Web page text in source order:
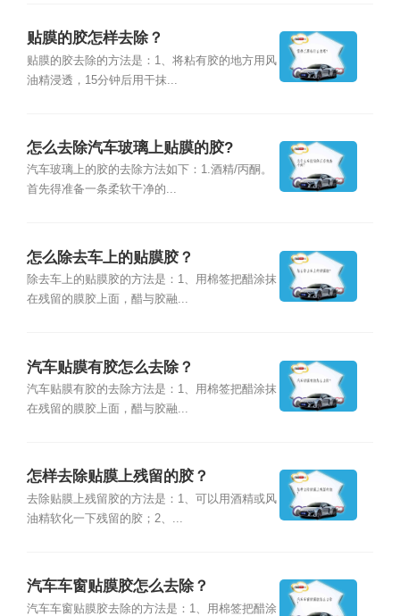
贴膜的胶怎样去除？
贴膜的胶去除的方法是：1、将粘有胶的地方用风
油精浸透，15分钟后用干抹...
怎么去除汽车玻璃上贴膜的胶?
汽车玻璃上的胶的去除方法如下：1.酒精/丙酮。
首先得准备一条柔软干净的...
怎么除去车上的贴膜胶？
除去车上的贴膜胶的方法是：1、用棉签把醋涂抹
在残留的膜胶上面，醋与胶融...
汽车贴膜有胶怎么去除？
汽车贴膜有胶的去除方法是：1、用棉签把醋涂抹
在残留的膜胶上面，醋与胶融...
怎样去除贴膜上残留的胶？
去除贴膜上残留胶的方法是：1、可以用酒精或风
油精软化一下残留的胶；2、...
汽车车窗贴膜胶怎么去除？
汽车车窗贴膜胶去除的方法是：1、用棉签把醋涂